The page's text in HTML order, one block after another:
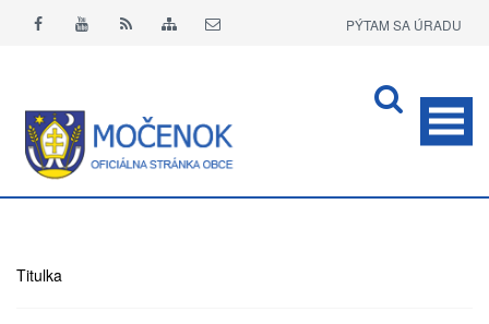
PÝTAM SA ÚRADU
Titulka